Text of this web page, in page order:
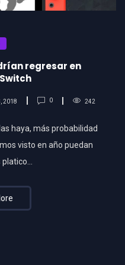
regresar en
2018 0 242
haya, más probabilidad
visto en año puedan